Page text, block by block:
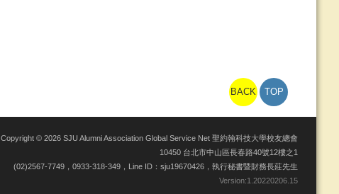
BACK TOP
Copyright © 2026 SJU Alumni Association Global Service Net 聖約翰科技大學校友總會
10450 台北市中山區長春路40號12樓之1
(02)2567-7749，0933-318-349，Line ID：sju19670426，執行秘書暨財務長莊先生
Version:1.20220206.15